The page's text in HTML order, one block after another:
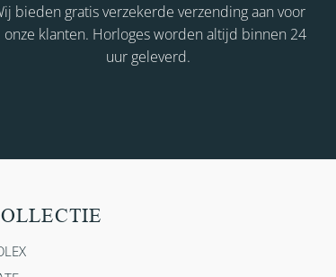
bieden gratis verzekerde verzending aan voor
onze klanten. Horloges worden altijd binnen 24
uur geleverd.